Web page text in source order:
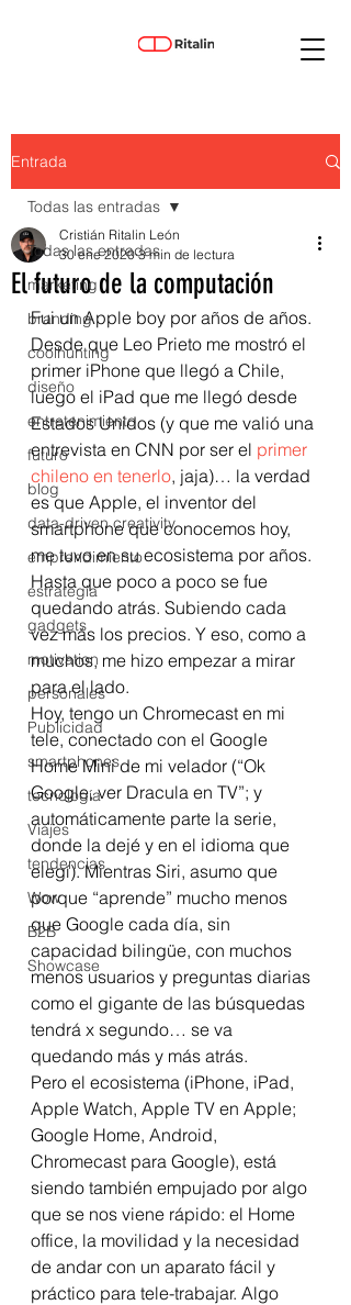
Entrada
Todas las entradas
marketing
branding
coolhunting
diseño
entretenimiento
futuro
blog
data-driven creativity
emprendimiento
estrategia
gadgets
motivation
personales
Publicidad
smartphones
tecnología
Viajes
tendencias
Wow
B2B
Showcase
Todas las entradas
El futuro de la computación
Cristián Ritalin León
30 ene 2020 3 min de lectura
Fui un Apple boy por años de años.
Desde que Leo Prieto me mostró el
primer iPhone que llegó a Chile,
luego el iPad que me llegó desde
Estados Unidos (y que me valió una
entrevista en CNN por ser el primer
chileno en tenerlo, jaja)… la verdad
es que Apple, el inventor del
smartphone que conocemos hoy,
me tuvo en su ecosistema por años.
Hasta que poco a poco se fue
quedando atrás. Subiendo cada
vez más los precios. Y eso, como a
muchos, me hizo empezar a mirar
para el lado.
Hoy, tengo un Chromecast en mi
tele, conectado con el Google
Home Mini de mi velador (“Ok
Google, ver Dracula en TV”; y
automáticamente parte la serie,
donde la dejé y en el idioma que
elegí). Mientras Siri, asumo que
porque “aprende” mucho menos
que Google cada día, sin
capacidad bilingüe, con muchos
menos usuarios y preguntas diarias
como el gigante de las búsquedas
tendrá x segundo… se va
quedando más y más atrás.
Pero el ecosistema (iPhone, iPad,
Apple Watch, Apple TV en Apple;
Google Home, Android,
Chromecast para Google), está
siendo también empujado por algo
que se nos viene rápido: el Home
office, la movilidad y la necesidad
de andar con un aparato fácil y
práctico para tele-trabajar. Algo